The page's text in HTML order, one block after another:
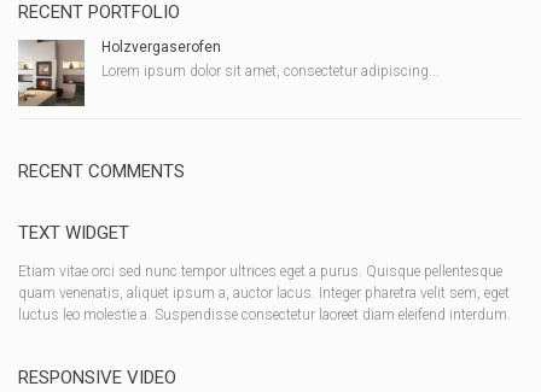
RECENT PORTFOLIO
Holzvergaserofen
Lorem ipsum dolor sit amet, consectetur adipiscing...
RECENT COMMENTS
TEXT WIDGET
Etiam vitae orci sed nunc tempor ultrices eget a purus. Quisque pellentesque
quam venenatis, aliquet ipsum a, auctor lacus. Integer pharetra velit sem, eget
luctus leo molestie a. Suspendisse consectetur laoreet diam eleifend interdum.
RESPONSIVE VIDEO